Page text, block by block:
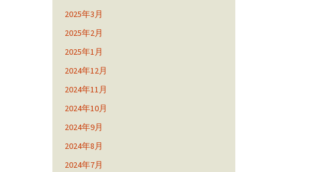
2025年3月
2025年2月
2025年1月
2024年12月
2024年11月
2024年10月
2024年9月
2024年8月
2024年7月